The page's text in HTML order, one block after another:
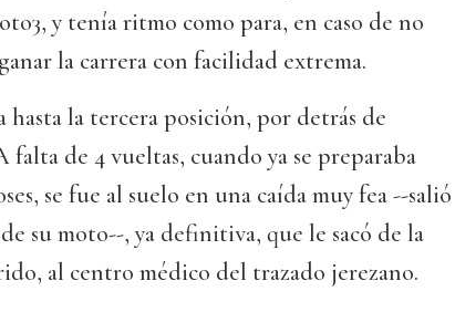
y tenía ritmo como para, en caso de no
la carrera con facilidad extrema.
hasta la tercera posición, por detrás de
de 4 vueltas, cuando ya se preparaba
se fue al suelo en una caída muy fea --salió
su moto--, ya definitiva, que le sacó de la
al centro médico del trazado jerezano.